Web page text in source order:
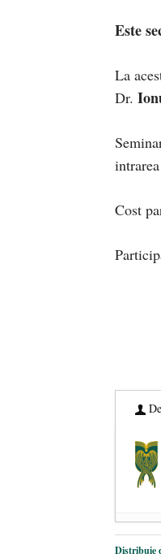
Este
La
Dr.
Cost
Distribuie